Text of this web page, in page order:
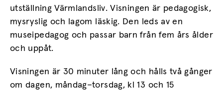
utställning Värmlandsliv. Visningen är pedagogisk,
mysryslig och lagom läskig. Den leds av en
museipedagog och passar barn från fem års ålder
och uppåt.
Visningen är 30 minuter lång och hålls två gånger
om dagen, måndag–torsdag, kl 13 och 15